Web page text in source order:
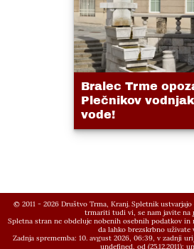
Bralec Trme
Plečnikov
vode!
© 2011 - 2026 Društvo Trma, Kranj. Spletnik
trmariti tudi vi, se nam javite na
Spletna stran ne obdeluje nobenih osebnih podatkov
da lahko brezskrbno uživate
Zadnja sprememba: 10. avgust 2026, 06:39, v zadnji
undefined, od (25.12.2011):